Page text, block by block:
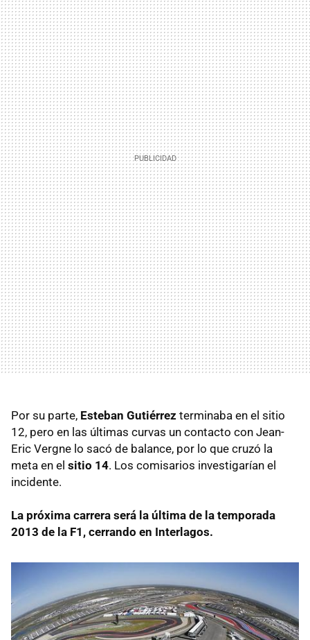
Por su parte, Esteban Gutiérrez terminaba en el sitio
12, pero en las últimas curvas un contacto con Jean-
Eric Vergne lo sacó de balance, por lo que cruzó la
meta en el sitio 14. Los comisarios investigarían el
incidente.
La próxima carrera será la última de la temporada
2013 de la F1, cerrando en Interlagos.